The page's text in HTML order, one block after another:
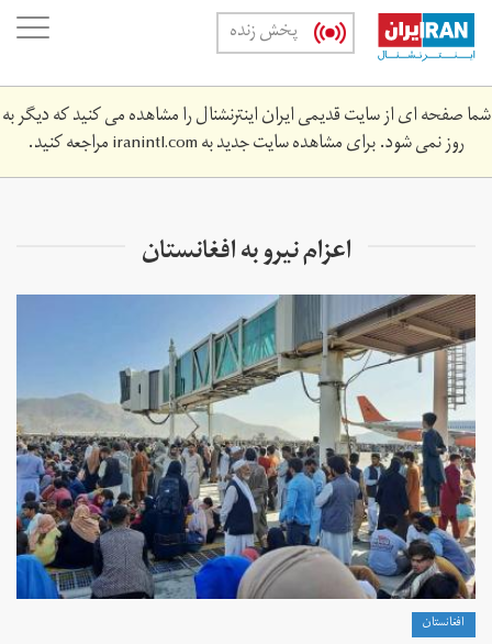
Skip
main
content
پخش زنده
شما صفحه ای از سایت قدیمی ایران اینترنشنال را مشاهده می کنید که دیگر به
روز نمی شود. برای مشاهده سایت جدید بهiranintl.comمراجعه کنید.
اعزام نیرو به افغانستان
افغانستان